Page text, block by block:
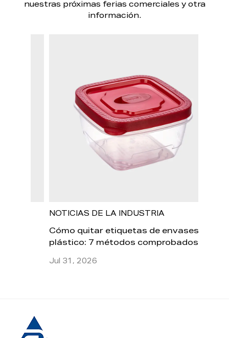
nuestras próximas ferias comerciales y otra
información.
NOTICIAS DE LA INDUSTRIA
Cómo quitar etiquetas de envases de
plástico: 7 métodos comprobados que
Jul 31, 2026